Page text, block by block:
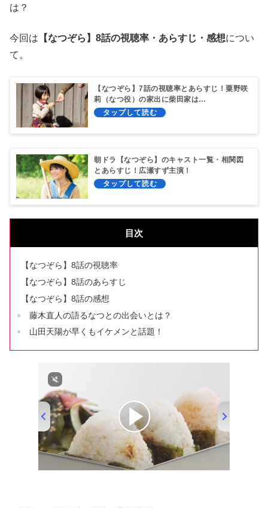
は？
今回は 【なつぞら】8話の視聴率・あらすじ・感想につい
て。
【なつぞら】7話の視聴率とあらすじ！粟野咲
莉（なつ役）の家出に柴田家は…
朝ドラ【なつぞら】のキャスト一覧・相関図
とあらすじ！広瀬すず主演！
目次
【なつぞら】8話の視聴率
【なつぞら】8話のあらすじ
【なつぞら】8話の感想
藤木直人の語るなつとの出会いとは？
山田天陽が早くもイケメンと話題！